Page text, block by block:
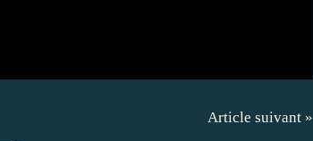
Article suivant »